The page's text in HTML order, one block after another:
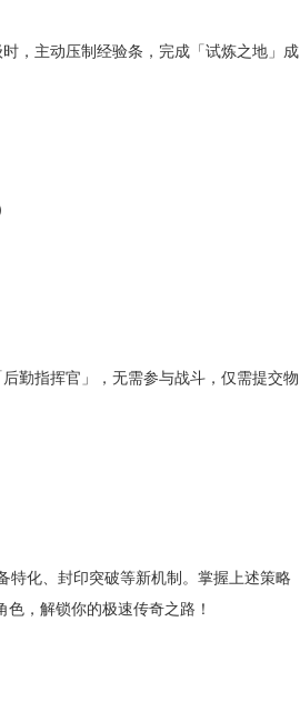
，主动压制经验条，完成「试炼之地」成
勤指挥官」，无需参与战斗，仅需提交物
特化、封印突破等新机制。掌握上述策略
，解锁你的极速传奇之路！